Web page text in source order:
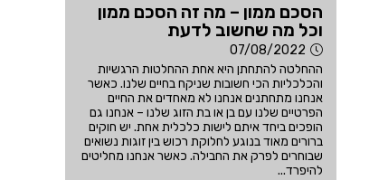
הסכם ממון – מה זה הסכם ממון
וכל מה שחשוב לדעת
07/08/2022
ההחלטה להתחתן היא אחת ההחלטות הרגשיות
והכלכליות הכי חשובות שניקח בחיים שלנו. כאשר
אנחנו מתחתנים אנחנו לא מאחדים את החיים
הפרטיים שלנו עם בן או בת הזוג שלנו – אנחנו גם
הופכים ביחד איתם לישות כלכלית אחת. יש חוקים
ברורים מאוד בנוגע לחלוקת רכוש בין זוגות נשואים
שבוחרים לפרק את החבילה. כאשר אנחנו מחליטים
להיפרד...